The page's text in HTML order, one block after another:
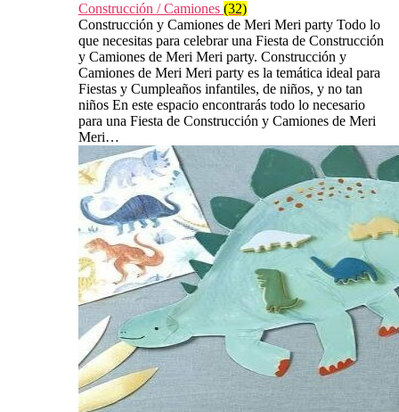
Construcción / Camiones (32)
Construcción y Camiones de Meri Meri party Todo lo
que necesitas para celebrar una Fiesta de Construcción
y Camiones de Meri Meri party. Construcción y
Camiones de Meri Meri party es la temática ideal para
Fiestas y Cumpleaños infantiles, de niños, y no tan
niños En este espacio encontrarás todo lo necesario
para una Fiesta de Construcción y Camiones de Meri
Meri…